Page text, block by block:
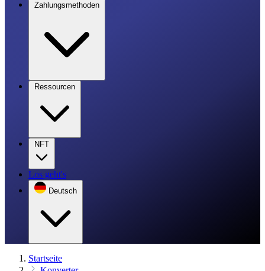
Zahlungsmethoden
Ressourcen
NFT
Los geht's
Deutsch
Startseite